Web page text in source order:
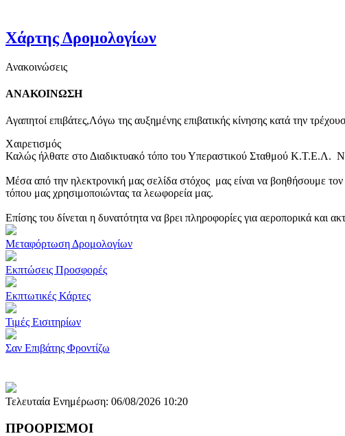
Χάρτης Δρομολογίων
Ανακοινώσεις
ΑΝΑΚΟΙΝΩΣΗ
Αγαπητοί επιβάτες,Λόγω της αυξημένης επιβατικής κίνησης κατά την
Χαιρετισμός
Καλώς ήλθατε στο Διαδικτυακό τόπο του Υπεραστικού Σταθμού Κ.Τ.Ε.Λ.
Μέσα από την ηλεκτρονική μας σελίδα στόχος μας είναι να βοηθήσουμε
τόπου μας χρησιμοποιώντας τα λεωφορεία μας.
Επίσης του δίνεται η δυνατότητα να βρει πληροφορίες για αεροπορικά και
Μεταφόρτωση Δρομολογίων
Εκπτώσεις Προσφορές
Εκπτωτικές Κάρτες
Τιμές Εισιτηρίων
Σαν Επιβάτης Φροντίζω
Τελευταία Ενημέρωση: 06/08/2026 10:20
ΠΡΟΟΡΙΣΜΟΙ